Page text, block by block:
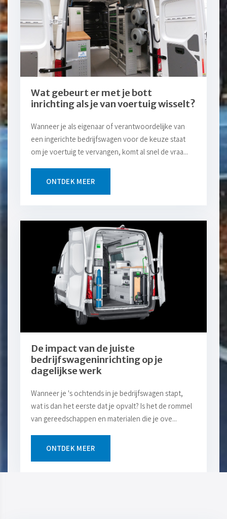
Wat gebeurt er met je bott
inrichting als je van voertuig wisselt?
Wanneer je als eigenaar of verantwoordelijke van
een ingerichte bedrijfswagen voor de keuze staat
om je voertuig te vervangen, komt al snel de vraa...
ONTDEK MEER
De impact van de juiste
bedrijfswageninrichting op je
dagelijkse werk
Wanneer je 's ochtends in je bedrijfswagen stapt,
wat is dan het eerste dat je opvalt? Is het de rommel
van gereedschappen en materialen die je ove...
ONTDEK MEER